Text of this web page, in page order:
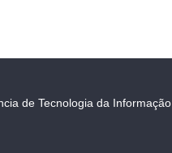
de Tecnologia da Informação